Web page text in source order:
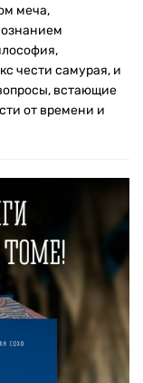
меча,
чести самурая, и
встающие
от времени и